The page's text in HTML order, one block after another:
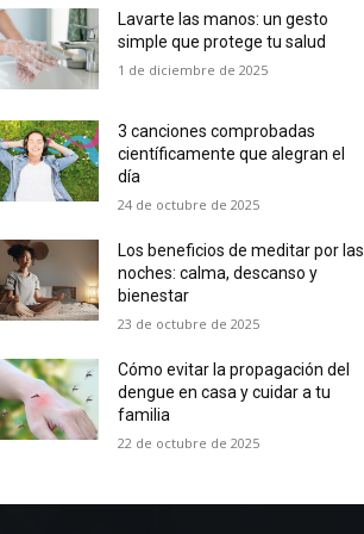
Lavarte las manos: un gesto
simple que protege tu salud
1 de diciembre de 2025
3 canciones comprobadas
científicamente que alegran el
día
24 de octubre de 2025
Los beneficios de meditar por las
noches: calma, descanso y
bienestar
23 de octubre de 2025
Cómo evitar la propagación del
dengue en casa y cuidar a tu
familia
22 de octubre de 2025